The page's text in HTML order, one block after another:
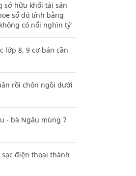
sở hữu khối tài sản
sổ đỏ tính bằng
có nổi nghìn tỷ'
lớp 8, 9 cơ bản cần
rồi chôn ngồi dưới
- bà Ngâu mùng 7
sạc điện thoại thành